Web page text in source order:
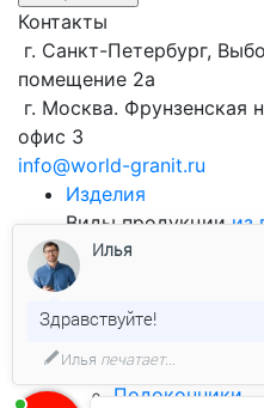
Контакты
г. Санкт-Петербург,
помещение 2а
г. Москва. Фрунзенская
офис 3
info@world-granit.ru
Изделия
Виды продукциииз
Брусчатка
Бортовой
Ступени
Подоконники
Илья
Здравствуйте!
Илья печатает...